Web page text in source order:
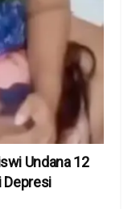
Undana 12
Depresi